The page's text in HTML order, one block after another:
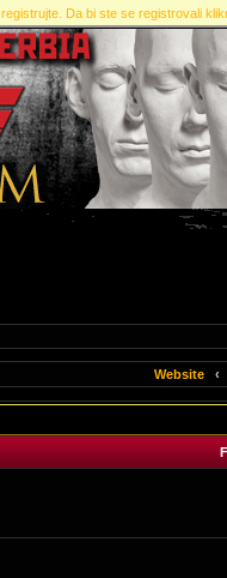
Da bi ste se registrovali
Website ‹